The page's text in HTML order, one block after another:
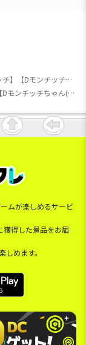
【モンチッチ】【Dモンチッチちゃん(ベージュ)】モンチッチ カラフルマスコット3
【モンチッチ】【Dモンチッチちゃん(ベージュ)】モンチッチ カラフルマスコット3
ムが楽しめるサービ
得した景品をお届
めます。